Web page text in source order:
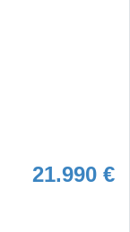
21.990 €